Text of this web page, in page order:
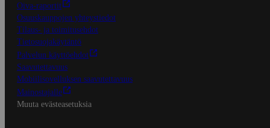
Oiva-raportit
Osuuskauppojen yhteystiedot
Tilaus- ja toimitusehdot
Tietosuojakäytäntö
Palvelun käyttöehdot
Saavutettavuus
Mobiilisovelluksen saavutettavuus
Mainostajalle
Muuta evästeasetuksia